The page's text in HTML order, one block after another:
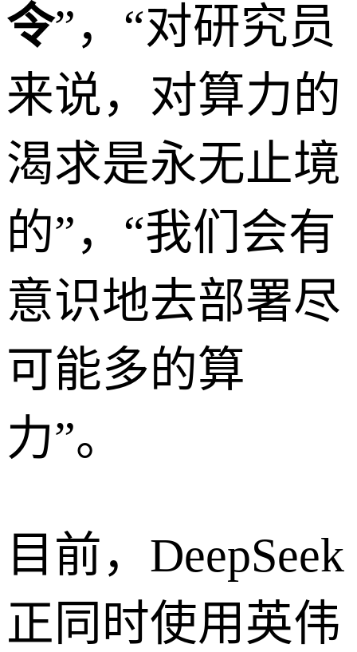
令”，“对研究员
来说，对算力的
渴求是永无止境
的”，“我们会有
意识地去部署尽
可能多的算
力”。
目前，DeepSeek
正同时使用英伟